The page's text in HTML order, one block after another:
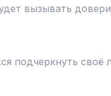
вызывать
подчеркнуть своё